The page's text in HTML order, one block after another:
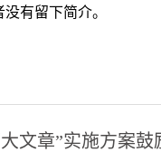
有留下简介。
文章”实施方案